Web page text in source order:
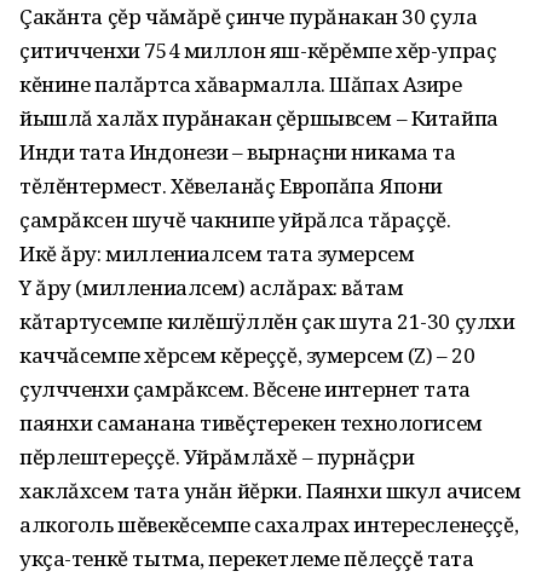
Çакăнта çĕр чăмăрĕ çинче пурăнакан 30 çула
çитичченхи 754 миллон яш-кĕрĕмпе хĕр-упраç
кĕнине палăртса хăвармалла. Шăпах Азире
йышлă халăх пурăнакан çĕршывсем – Китайпа
Инди тата Индонези – вырнаçни никама та
тĕлĕнтермест. Хĕвеланăç Европăпа Япони
çамрăксен шучĕ чакнипе уйрăлса тăраççĕ.
Икĕ ăру: миллениалсем тата зумерсем
Y ăру (миллениалсем) аслăрах: вăтам
кăтартусемпе килĕшÿллĕн çак шута 21-30 çулхи
каччăсемпе хĕрсем кĕреççĕ, зумерсем (Z) – 20
çулчченхи çамрăксем. Вĕсене интернет тата
паянхи саманана тивĕçтерекен технологисем
пĕрлештереççĕ. Уйрăмлăхĕ – пурнăçри
хаклăхсем тата унăн йĕрки. Паянхи шкул ачисем
алкоголь шĕвекĕсемпе сахалрах интересленеççĕ,
укçа-тенкĕ тытма, перекетлеме пĕлеççĕ тата